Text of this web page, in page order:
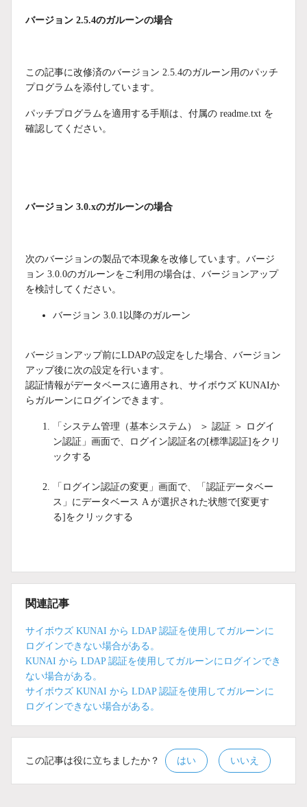
バージョン 2.5.4のガルーンの場合
この記事に改修済のバージョン 2.5.4のガルーン用のパッチ
プログラムを添付しています。
パッチプログラムを適用する手順は、付属の readme.txt を
確認してください。
バージョン 3.0.xのガルーンの場合
次のバージョンの製品で本現象を改修しています。バージ
ョン 3.0.0のガルーンをご利用の場合は、バージョンアップ
を検討してください。
バージョン 3.0.1以降のガルーン
バージョンアップ前にLDAPの設定をした場合、バージョン
アップ後に次の設定を行います。
認証情報がデータベースに適用され、サイボウズ KUNAIか
らガルーンにログインできます。
「システム管理（基本システム） ＞ 認証 ＞ ログイ
ン認証」画面で、ログイン認証名の[標準認証]をクリ
ックする
「ログイン認証の変更」画面で、「認証データベー
ス」にデータベース A が選択された状態で[変更す
る]をクリックする
関連記事
サイボウズ KUNAI から LDAP 認証を使用してガルーンに
ログインできない場合がある。
KUNAI から LDAP 認証を使用してガルーンにログインでき
ない場合がある。
サイボウズ KUNAI から LDAP 認証を使用してガルーンに
ログインできない場合がある。
この記事は役に立ちましたか？ はい いいえ